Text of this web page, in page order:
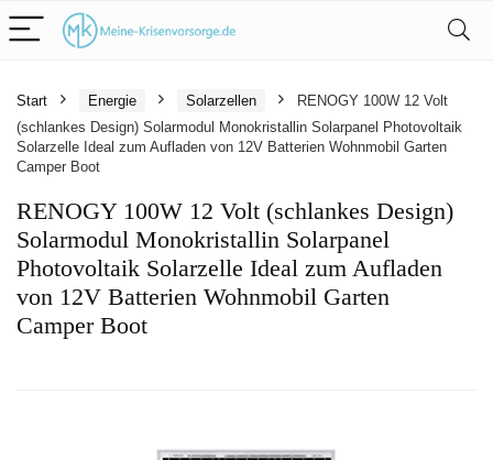
Start Energie Solarzellen
RENOGY 100W 12 Volt
(schlankes Design) Solarmodul Monokristallin Solarpanel Photovoltaik
Solarzelle Ideal zum Aufladen von 12V Batterien Wohnmobil Garten
Camper Boot
RENOGY 100W 12 Volt (schlankes Design)
Solarmodul Monokristallin Solarpanel
Photovoltaik Solarzelle Ideal zum Aufladen
von 12V Batterien Wohnmobil Garten
Camper Boot